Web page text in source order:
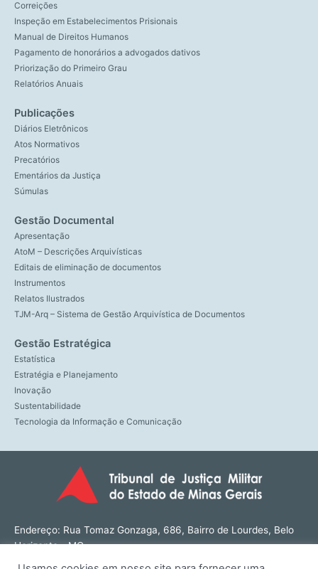
Correições
Inspeção em Estabelecimentos Prisionais
Manual de Direitos Humanos
Pagamento de honorários a advogados dativos
Priorização do Primeiro Grau
Relatórios Anuais
Publicações
Diários Eletrônicos
Atos Normativos
Precatórios
Ementários da Justiça
Súmulas
Gestão Documental
Apresentação
AtoM – Descrições Arquivísticas
Editais de eliminação de documentos
Instrumentos
Relatos Ilustrados
TJM-Arq – Sistema de Gestão Arquivística de Documentos
Gestão Estratégica
Estatística
Estratégia e Planejamento
Inovação
Sustentabilidade
Tecnologia da Informação e Comunicação
Endereço: Rua Tomaz Gonzaga, 686, Bairro de Lourdes, Belo
Horizonte - MG